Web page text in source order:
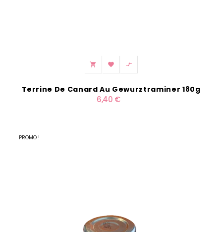
  
Terrine De Canard Au Gewurztraminer 180g
6,40 €
PROMO !